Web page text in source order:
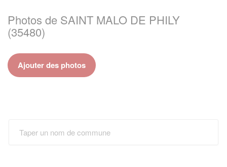
Photos de SAINT MALO DE PHILY
(35480)
Ajouter des photos